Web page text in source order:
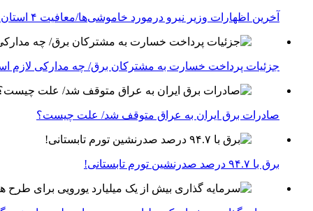
آخرین اظهارات وزیر نیرو درمورد خاموشی‌ها/معافیت ۴ استان جنوبی درگیر جنگ از قطعی برق
جزئیات پرداخت خسارت به مشترکان برق/ چه مدارکی لازم
صادرات برق ایران به عراق متوقف شد/ علت چیست؟
برق با ۹۴.۷ درصد صدرنشین تورم تابستانی!